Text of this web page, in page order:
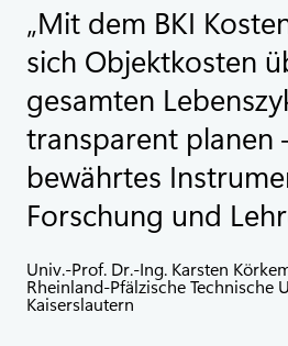
Mit dem BKI
sich Objektkosten
gesamten
transparent planen
bewährtes
Forschung und
Univ.-Prof. Dr.-Ing. Karsten
Rheinland-Pfälzische Technische
Kaiserslautern